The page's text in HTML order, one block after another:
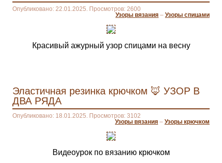
Опубликовано: 22.01.2025. Просмотров: 2600
Узоры вязания – Узоры спицами
Красивый ажурный узор спицами на весну
Эластичная резинка крючком 🦊 УЗОР В
ДВА РЯДА
Опубликовано: 18.01.2025. Просмотров: 3102
Узоры вязания – Узоры крючком
Видеоурок по вязанию крючком